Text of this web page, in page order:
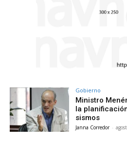
Gobierno
Ministro
la
sismos
Janna Corredor -